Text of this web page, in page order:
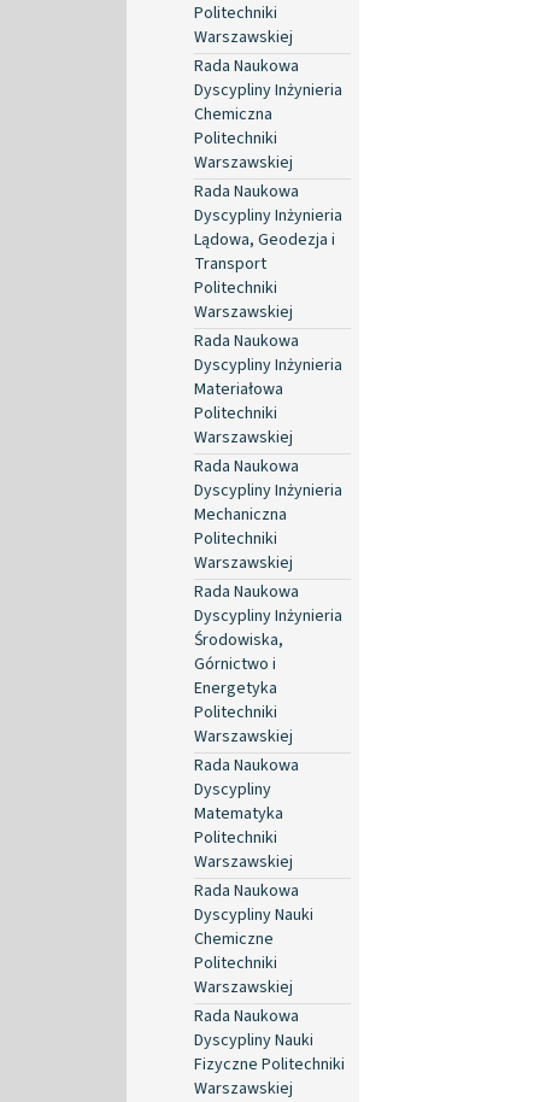
Politechniki
Warszawskiej
Rada Naukowa
Dyscypliny Inżynieria
Chemiczna
Politechniki
Warszawskiej
Rada Naukowa
Dyscypliny Inżynieria
Lądowa, Geodezja i
Transport
Politechniki
Warszawskiej
Rada Naukowa
Dyscypliny Inżynieria
Materiałowa
Politechniki
Warszawskiej
Rada Naukowa
Dyscypliny Inżynieria
Mechaniczna
Politechniki
Warszawskiej
Rada Naukowa
Dyscypliny Inżynieria
Środowiska,
Górnictwo i
Energetyka
Politechniki
Warszawskiej
Rada Naukowa
Dyscypliny
Matematyka
Politechniki
Warszawskiej
Rada Naukowa
Dyscypliny Nauki
Chemiczne
Politechniki
Warszawskiej
Rada Naukowa
Dyscypliny Nauki
Fizyczne Politechniki
Warszawskiej